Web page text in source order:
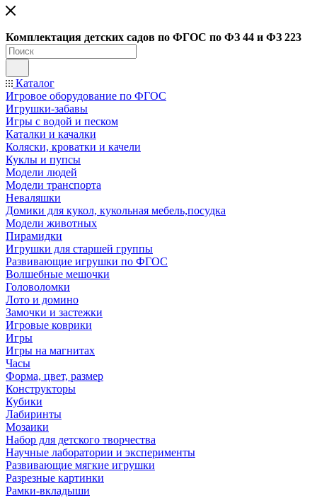
Комплектация детских садов по ФГОC по ФЗ 44 и ФЗ 223
Каталог
Игровое оборудование по ФГОС
Игрушки-забавы
Игры с водой и песком
Каталки и качалки
Коляски, кроватки и качели
Куклы и пупсы
Модели людей
Модели транспорта
Неваляшки
Домики для кукол, кукольная мебель,посудка
Модели животных
Пирамидки
Игрушки для старшей группы
Развивающие игрушки по ФГОС
Волшебные мешочки
Головоломки
Лото и домино
Замочки и застежки
Игровые коврики
Игры
Игры на магнитах
Часы
Форма, цвет, размер
Конструкторы
Кубики
Лабиринты
Мозаики
Набор для детского творчества
Научные лаборатории и эксперименты
Развивающие мягкие игрушки
Разрезные картинки
Рамки-вкладыши